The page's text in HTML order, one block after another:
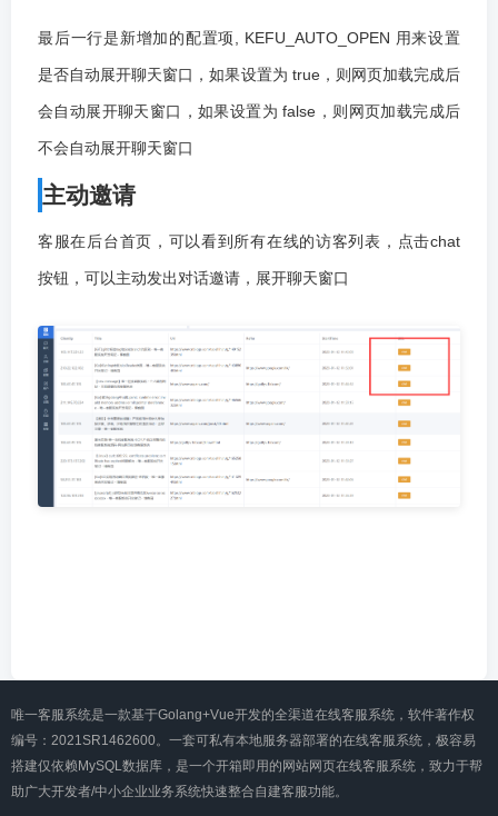
最后一行是新增加的配置项, KEFU_AUTO_OPEN 用来设置
是否自动展开聊天窗口，如果设置为 true，则网页加载完成后
会自动展开聊天窗口，如果设置为 false，则网页加载完成后
不会自动展开聊天窗口
主动邀请
客服在后台首页，可以看到所有在线的访客列表，点击chat
按钮，可以主动发出对话邀请，展开聊天窗口
唯一客服系统是一款基于Golang+Vue开发的全渠道在线客服系统，软件著作权
编号：2021SR1462600。一套可私有本地服务器部署的在线客服系统，极容易
搭建仅依赖MySQL数据库，是一个开箱即用的网站网页在线客服系统，致力于帮
助广大开发者/中小企业业务系统快速整合自建客服功能。